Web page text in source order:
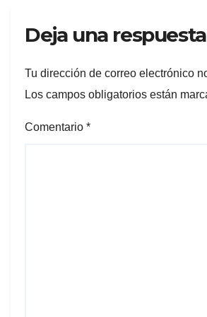
Deja una respuesta
Tu dirección de correo electrónico
Los campos obligatorios están
Comentario *